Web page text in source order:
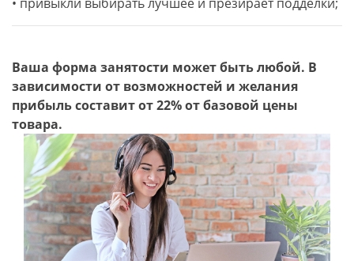
Ваша форма занятости может быть любой. В
зависимости от возможностей и желания
прибыль составит от 22% от базовой цены
товара.